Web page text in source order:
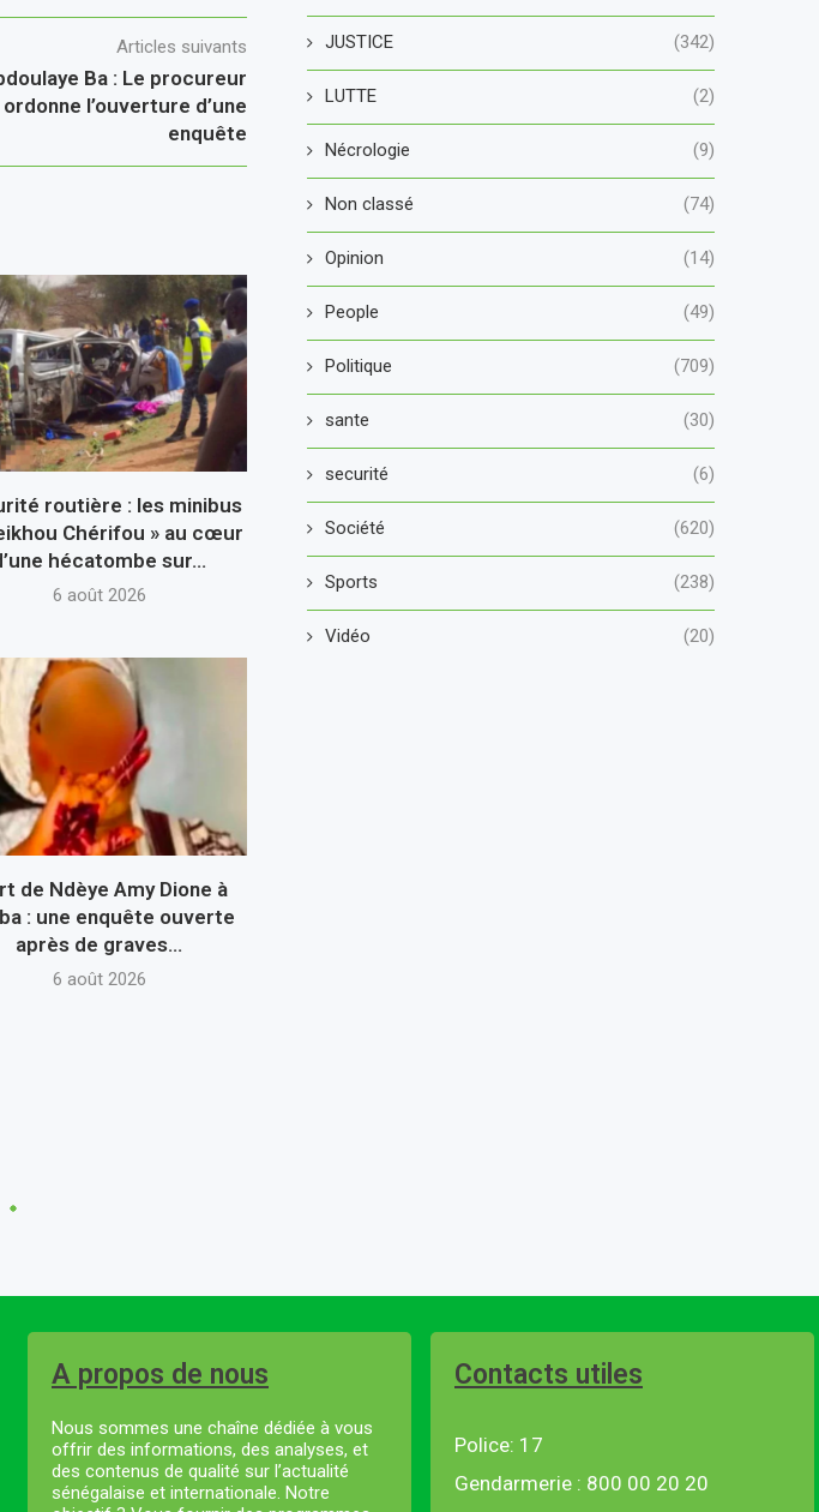
Articles suivants
Ba : Le procureur
l’ouverture d’une
enquête
routière : les minibus
Chérifou » au cœur
hécatombe sur...
6 août 2026
de Ndèye Amy Dione à
: une enquête ouverte
après de graves...
6 août 2026
JUSTICE (342)
LUTTE (2)
Nécrologie (9)
Non classé (74)
Opinion (14)
People (49)
Politique (709)
sante (30)
securité (6)
Société (620)
Sports (238)
Vidéo (20)
A propos de nous
Nous sommes une chaîne dédiée à vous
offrir des informations, des analyses, et
des contenus de qualité sur l’actualité
sénégalaise et internationale. Notre
Contacts utiles
Police: 17
Gendarmerie : 800 00 20 20